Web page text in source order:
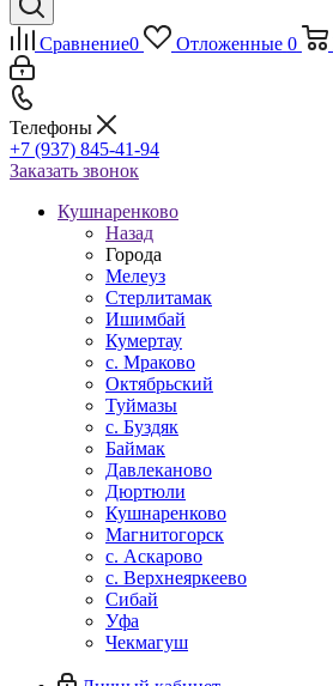
Сравнение0 Отложенные 0
Телефоны
+7 (937) 845-41-94
Заказать звонок
Кушнаренково
Назад
Города
Мелеуз
Стерлитамак
Ишимбай
Кумертау
c. Мраково
Октябрьский
Туймазы
c. Буздяк
Баймак
Давлеканово
Дюртюли
Кушнаренково
Магнитогорск
с. Аскарово
с. Верхнеяркеево
Сибай
Уфа
Чекмагуш